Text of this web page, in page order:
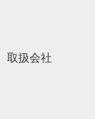
取扱会社